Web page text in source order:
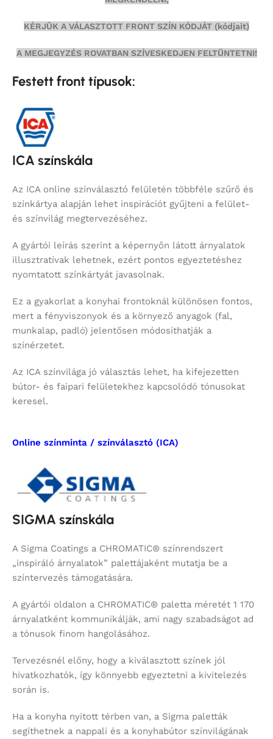
KÉRJÜK A VÁLASZTOTT FRONT SZÍN KÓDJÁT (kódjait)
A MEGJEGYZÉS ROVATBAN SZÍVESKEDJEN FELTÜNTETNI!
Festett front típusok:
ICA színskála
Az ICA online színválasztó felületén többféle szűrő és
színkártya alapján lehet inspirációt gyűjteni a felület-
és színvilág megtervezéséhez.
A gyártói leírás szerint a képernyőn látott árnyalatok
illusztratívak lehetnek, ezért pontos egyeztetéshez
nyomtatott színkártyát javasolnak.
Ez a gyakorlat a konyhai frontoknál különösen fontos,
mert a fényviszonyok és a környező anyagok (fal,
munkalap, padló) jelentősen módosíthatják a
színérzetet.
Az ICA színvilága jó választás lehet, ha kifejezetten
bútor- és faipari felületekhez kapcsolódó tónusokat
keresel.
Online színminta / színválasztó (ICA)
SIGMA színskála
A Sigma Coatings a CHROMATIC® színrendszert
„inspiráló árnyalatok” palettájaként mutatja be a
színtervezés támogatására.
A gyártói oldalon a CHROMATIC® paletta méretét 1 170
árnyalatként kommunikálják, ami nagy szabadságot ad
a tónusok finom hangolásához.
Tervezésnél előny, hogy a kiválasztott színek jól
hivatkozhatók, így könnyebb egyeztetni a kivitelezés
során is.
Ha a konyha nyitott térben van, a Sigma paletták
segíthetnek a nappali és a konyhabútor színvilágának